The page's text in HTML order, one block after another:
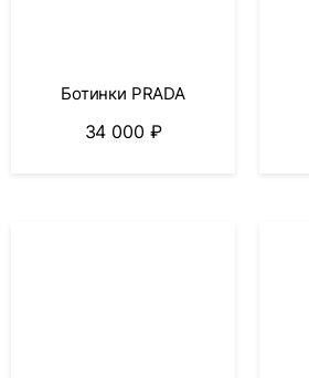
Ботинки PRADA
34 000 ₽